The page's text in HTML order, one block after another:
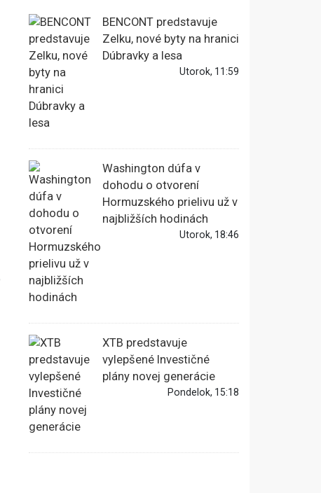
BENCONT predstavuje
Zelku, nové byty na hranici
Dúbravky a lesa
Utorok, 11:59
Washington dúfa v
dohodu o otvorení
Hormuzského prielivu už v
najbližších hodinách
Utorok, 18:46
XTB predstavuje
vylepšené Investičné
plány novej generácie
Pondelok, 15:18